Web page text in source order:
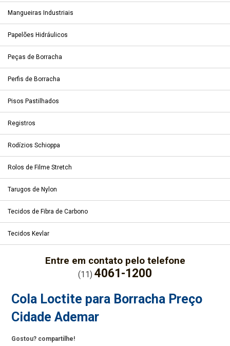
Mangueiras Industriais
Papelões Hidráulicos
Peças de Borracha
Perfis de Borracha
Pisos Pastilhados
Registros
Rodízios Schioppa
Rolos de Filme Stretch
Tarugos de Nylon
Tecidos de Fibra de Carbono
Tecidos Kevlar
Entre em contato pelo telefone
(11) 4061-1200
Cola Loctite para Borracha Preço
Cidade Ademar
Gostou? compartilhe!